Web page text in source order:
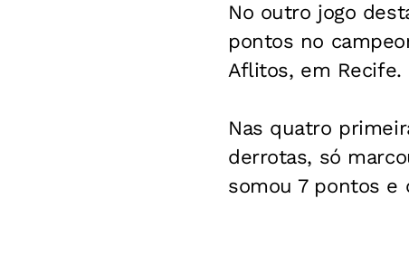
No outro jogo
pontos no
Aflitos, em Recife.
Nas quatro
derrotas, só
somou 7 pontos e